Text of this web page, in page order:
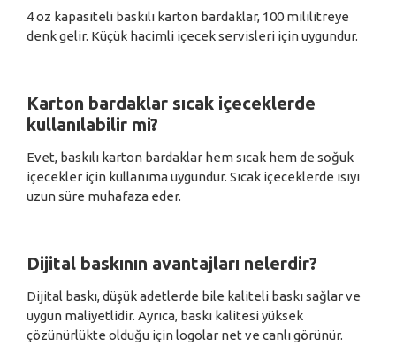
4 oz kapasiteli baskılı karton bardaklar, 100 mililitreye
denk gelir. Küçük hacimli içecek servisleri için uygundur.
Karton bardaklar sıcak içeceklerde
kullanılabilir mi?
Evet, baskılı karton bardaklar hem sıcak hem de soğuk
içecekler için kullanıma uygundur. Sıcak içeceklerde ısıyı
uzun süre muhafaza eder.
Dijital baskının avantajları nelerdir?
Dijital baskı, düşük adetlerde bile kaliteli baskı sağlar ve
uygun maliyetlidir. Ayrıca, baskı kalitesi yüksek
çözünürlükte olduğu için logolar net ve canlı görünür.